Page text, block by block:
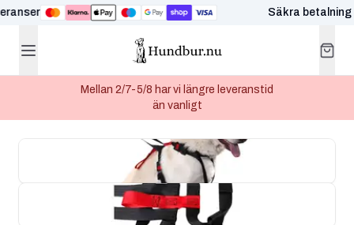
Säkra betalning
Mellan 2/7-5/8 har vi längre leveranstid
än vanligt